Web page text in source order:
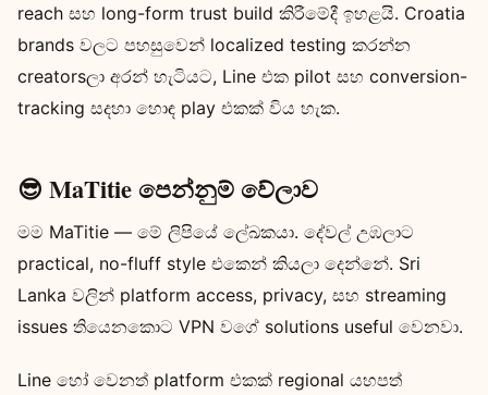
reach සහ long-form trust build කිරීමේදී ඉහළයි. Croatia
brands වලට පහසුවෙන් localized testing කරන්න
creatorsලා අරන් හැටියට, Line එක pilot සහ conversion-
tracking සදහා හොඳ play එකක් විය හැක.
😎 MaTitie පෙන්නුම් වේලාව
මම MaTitie — මේ ලිපියේ ලේඛකයා. දේවල් උඹලාට
practical, no-fluff style එකෙන් කියලා දෙන්නේ. Sri
Lanka වලින් platform access, privacy, සහ streaming
issues තියෙනකොට VPN වගේ solutions useful වෙනවා.
Line හෝ වෙනත් platform එකක් regional යහපත්